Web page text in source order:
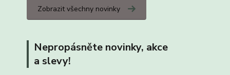
Zobrazit všechny novinky
Nepropásněte novinky, akce
a slevy!